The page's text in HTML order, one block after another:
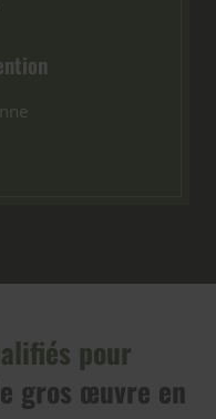
pour
gros œuvre en